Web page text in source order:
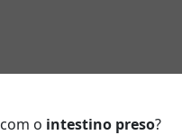
com o intestino preso?